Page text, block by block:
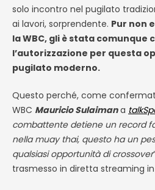
solo incontro nel pugilato
ai lavori, sorprendente. Pur non
la WBC, gli è stata comunque
l’autorizzazione per questa
pugilato moderno.
Questo perché, come
WBC Mauricio Sulaimana
combattente detiene un record
nella muay thai, questo ha un
qualsiasi opportunità di crossover
trasmesso in diretta streaming in